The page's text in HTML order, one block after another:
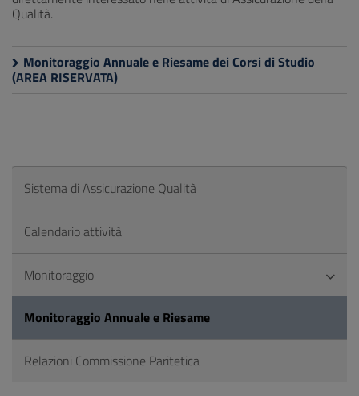
Qualità.
Monitoraggio Annuale e Riesame dei Corsi di Studio
(AREA RISERVATA)
Sistema di Assicurazione Qualità
Calendario attività
Monitoraggio
Monitoraggio Annuale e Riesame
Relazioni Commissione Paritetica